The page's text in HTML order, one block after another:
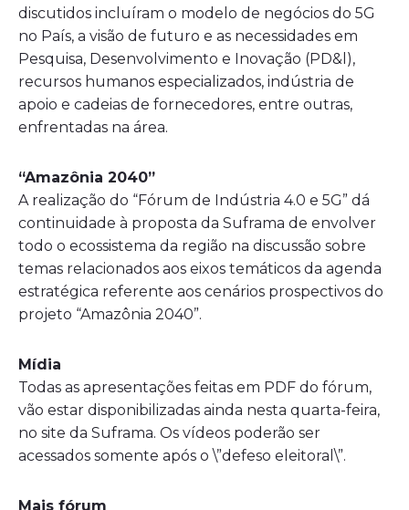
discutidos incluíram o modelo de negócios do 5G
no País, a visão de futuro e as necessidades em
Pesquisa, Desenvolvimento e Inovação (PD&l),
recursos humanos especializados, indústria de
apoio e cadeias de fornecedores, entre outras,
enfrentadas na área.
“Amazônia 2040”
A realização do “Fórum de Indústria 4.0 e 5G” dá
continuidade à proposta da Suframa de envolver
todo o ecossistema da região na discussão sobre
temas relacionados aos eixos temáticos da agenda
estratégica referente aos cenários prospectivos do
projeto “Amazônia 2040”.
Mídia
Todas as apresentações feitas em PDF do fórum,
vão estar disponibilizadas ainda nesta quarta-feira,
no site da Suframa. Os vídeos poderão ser
acessados somente após o \”defeso eleitoral\”.
Mais fórum